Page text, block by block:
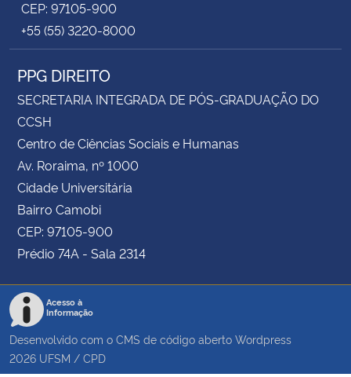
CEP: 97105-900
+55 (55) 3220-8000
PPG DIREITO
SECRETARIA INTEGRADA DE PÓS-GRADUAÇÃO DO
CCSH
Centro de Ciências Sociais e Humanas
Av. Roraima, nº 1000
Cidade Universitária
Bairro Camobi
CEP: 97105-900
Prédio 74A - Sala 2314
Acesso à
Informação
Desenvolvido com o CMS de código aberto Wordpress
2026 UFSM / CPD